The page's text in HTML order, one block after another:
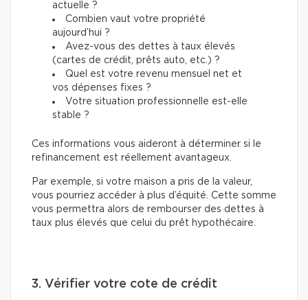
actuelle ?
Combien vaut votre propriété
aujourd’hui ?
Avez-vous des dettes à taux élevés
(cartes de crédit, prêts auto, etc.) ?
Quel est votre revenu mensuel net et
vos dépenses fixes ?
Votre situation professionnelle est-elle
stable ?
Ces informations vous aideront à déterminer si le
refinancement est réellement avantageux.
Par exemple, si votre maison a pris de la valeur,
vous pourriez accéder à plus d’équité. Cette somme
vous permettra alors de rembourser des dettes à
taux plus élevés que celui du prêt hypothécaire.
3. Vérifier votre cote de crédit